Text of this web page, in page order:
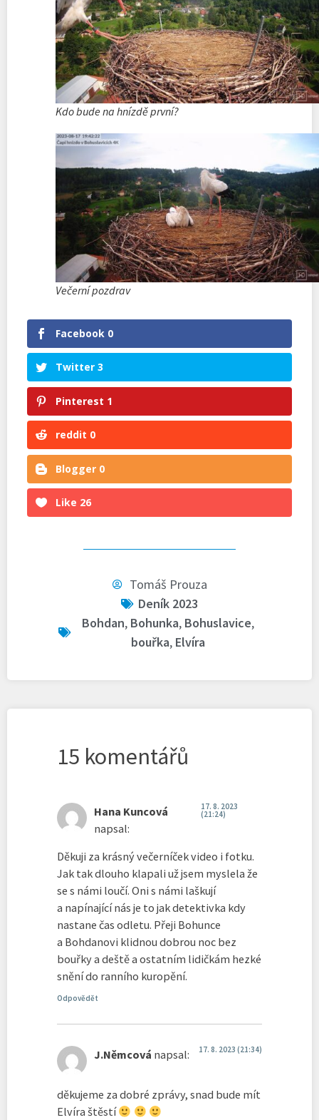
Kdo bude na hnízdě první?
Večerní pozdrav
Facebook 0
Twitter 3
Pinterest 1
reddit 0
Blogger 0
Like 26
Tomáš Prouza
Deník 2023
Bohdan, Bohunka, Bohuslavice,
bouřka, Elvíra
15 komentářů
Hana Kuncová
napsal:
17. 8. 2023
(21:24)
Děkuji za krásný večerníček video i fotku.
Jak tak dlouho klapali už jsem myslela že
se s námi loučí. Oni s námi laškují
a napínající nás je to jak detektivka kdy
nastane čas odletu. Přeji Bohunce
a Bohdanovi klidnou dobrou noc bez
bouřky a deště a ostatním lidičkám hezké
snění do ranního kuropění.
Odpovědět
J.Němcová napsal: 17. 8. 2023 (21:34)
děkujeme za dobré zprávy, snad bude mít
Elvíra štěstí